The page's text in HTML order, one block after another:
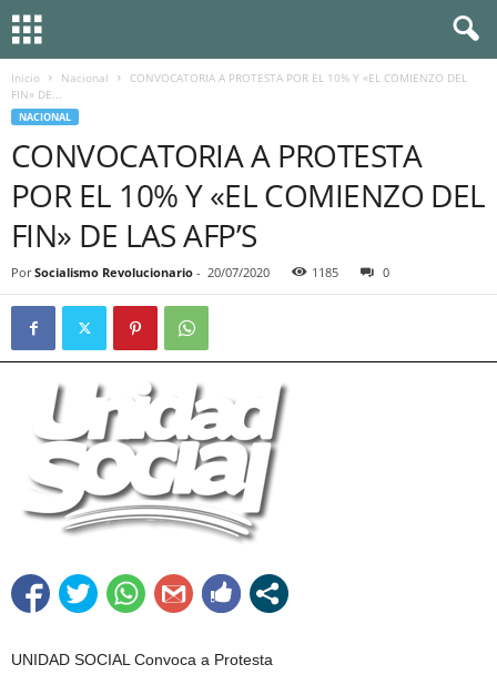
Inicio Nacional
CONVOCATORIA A PROTESTA POR EL 10% Y «EL COMIENZO DEL
FIN» DE...
NACIONAL
CONVOCATORIA A PROTESTA
POR EL 10% Y «EL COMIENZO DEL
FIN» DE LAS AFP’S
Por Socialismo Revolucionario - 20/07/2020 1185 0
UNIDAD SOCIAL Convoca a Protesta